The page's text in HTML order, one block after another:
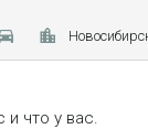
и что у вас.